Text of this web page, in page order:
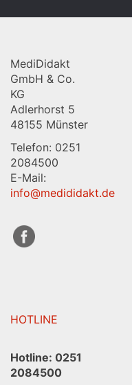
MediDidakt
GmbH & Co.
KG
Adlerhorst 5
48155 Münster
Telefon: 0251
2084500
E-Mail:
info@medididakt.de
HOTLINE
Hotline: 0251
2084500